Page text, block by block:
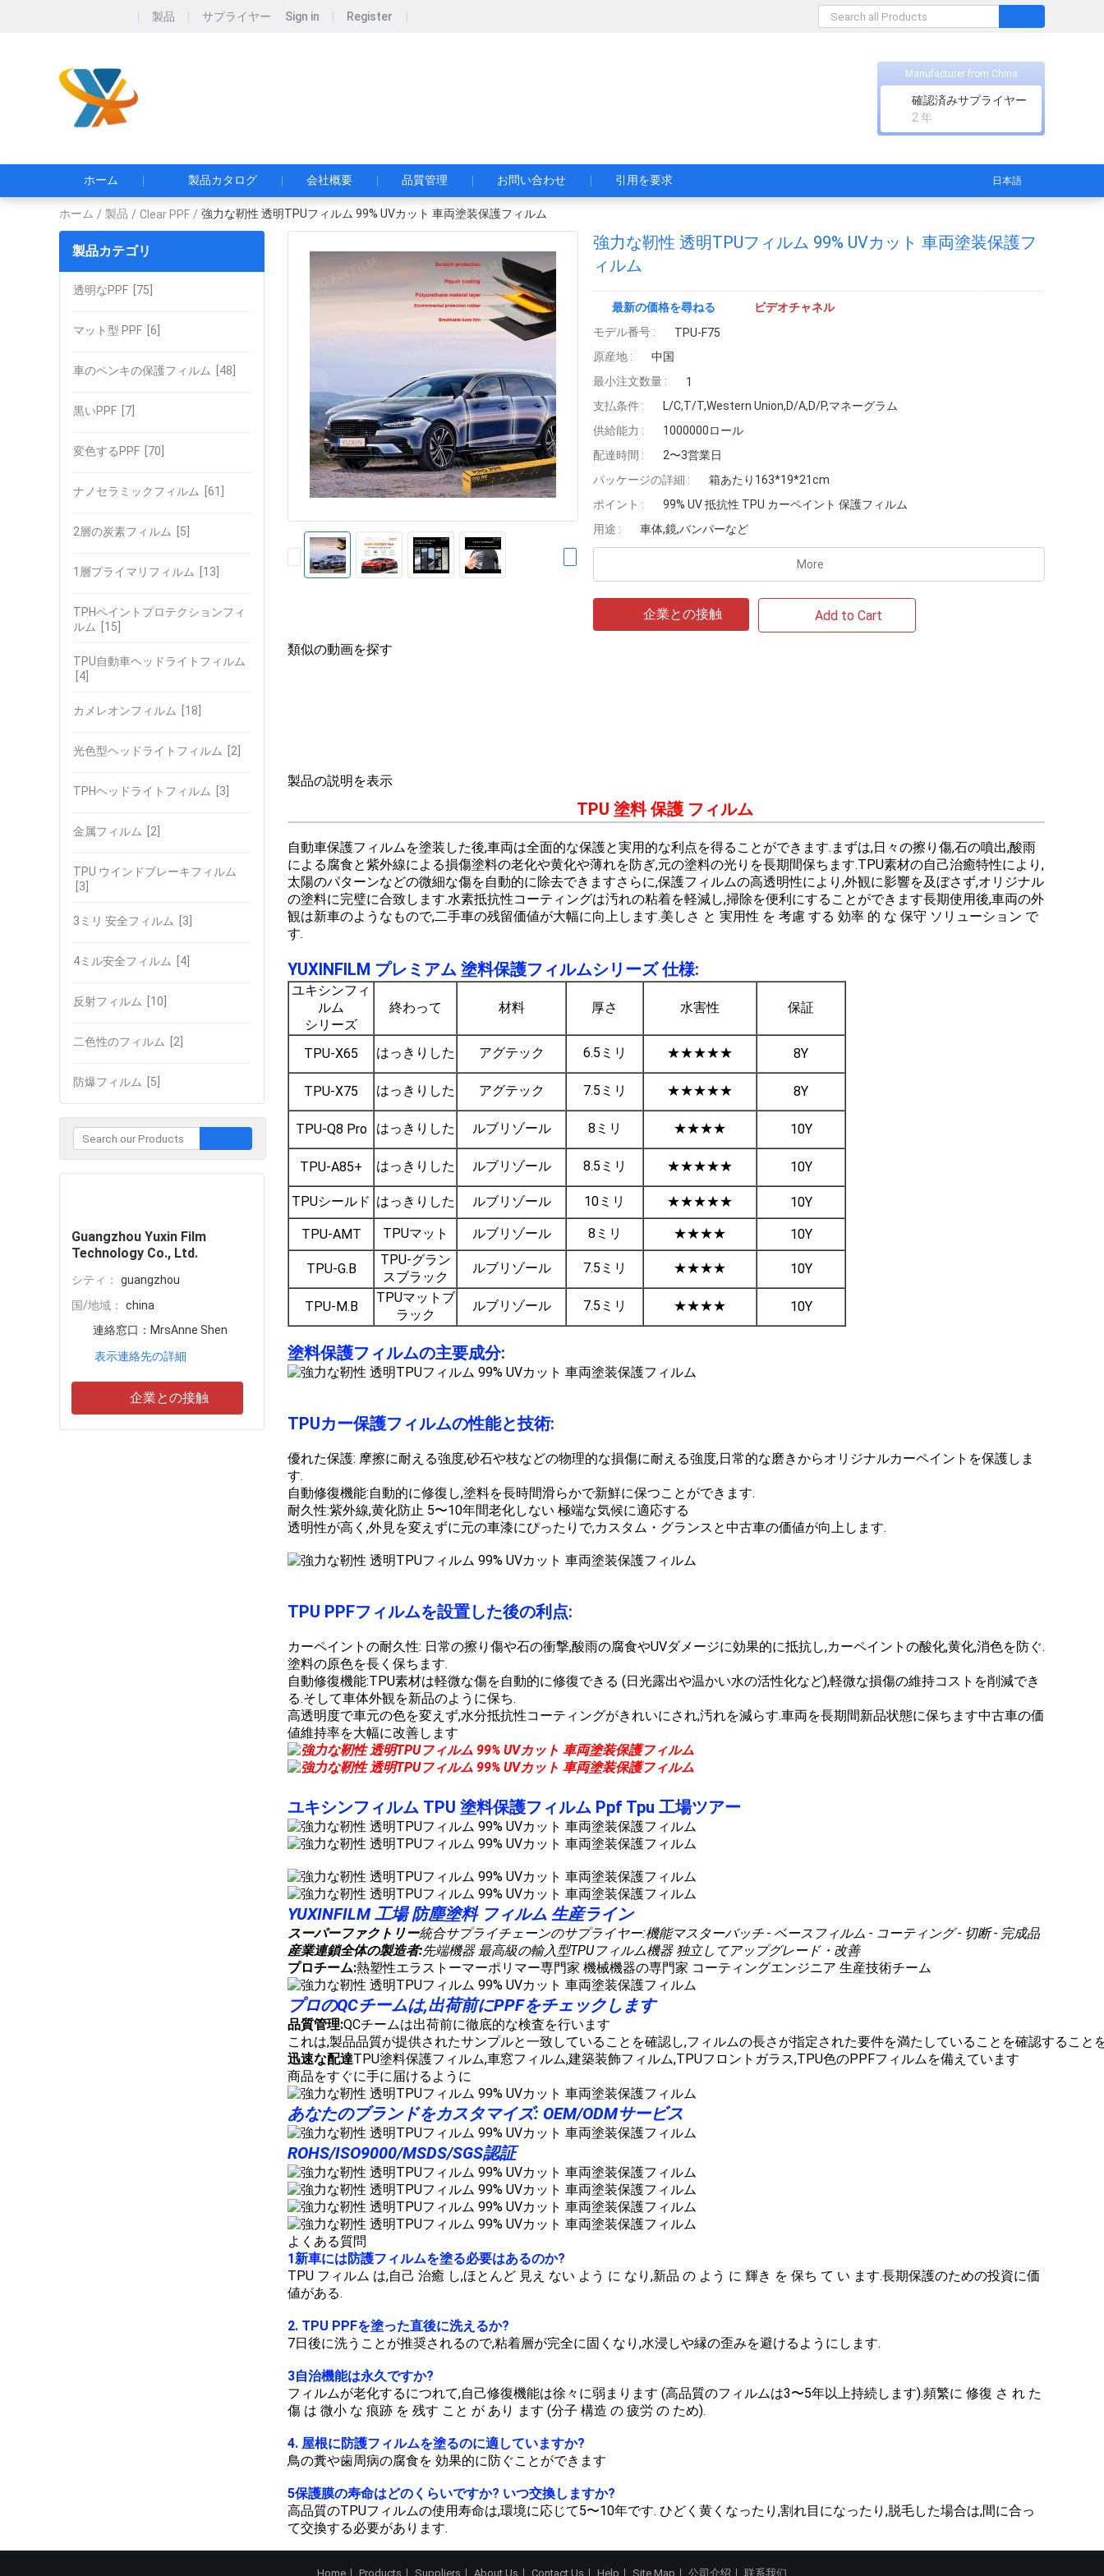
製品 サプライヤー Sign in Register
Manufacturer from China
確認済みサプライヤー
2 年
ホーム 製品カタログ 会社概要 品質管理 お問い合わせ 引用を要求 日本語
ホーム / 製品 / Clear PPF / 強力な靭性 透明TPUフィルム 99% UVカット 車両塗装保護フィルム
製品カテゴリ
透明なPPF [75]
マット型 PPF [6]
車のペンキの保護フィルム [48]
黒いPPF [7]
変色するPPF [70]
ナノセラミックフィルム [61]
2層の炭素フィルム [5]
1層プライマリフィルム [13]
TPHペイントプロテクションフィ
ルム
[15]
TPU自動車ヘッドライトフィルム
[4]
カメレオンフィルム [18]
光色型ヘッドライトフィルム [2]
TPHヘッドライトフィルム [3]
金属フィルム [2]
TPU ウインドブレーキフィルム
[3]
3ミリ 安全フィルム [3]
4ミル安全フィルム [4]
反射フィルム [10]
二色性のフィルム [2]
防爆フィルム [5]
Guangzhou Yuxin Film
Technology Co., Ltd.
シティ：
guangzhou
国/地域：
china
連絡窓口： MrsAnne Shen
表示連絡先の詳細
企業との接触
強力な靭性 透明TPUフィルム 99% UVカット 車両塗装保護フ
ィルム
最新の価格を尋ねる
ビデオチャネル
モデル番号 :
TPU-F75
原産地 :
中国
最小注文数量 :
1
支払条件 :
L/C,T/T,Western Union,D/A,D/P,マネーグラム
供給能力 :
1000000ロール
配達時間 :
2〜3営業日
パッケージの詳細 :
箱あたり163*19*21cm
ポイント :
99% UV 抵抗性 TPU カーペイント 保護フィルム
用途 :
車体,鏡,バンパーなど
More
企業との接触 Add to Cart
類似の動画を探す
製品の説明を表示
TPU 塗料 保護 フィルム
自動車保護フィルムを塗装した後,車両は全面的な保護と実用的な利点を得ることができます.まずは,日々の擦り傷,石の噴出,酸雨
による腐食と紫外線による損傷塗料の老化や黄化や薄れを防ぎ,元の塗料の光りを長期間保ちます.TPU素材の自己治癒特性により,
太陽のパターンなどの微細な傷を自動的に除去できますさらに,保護フィルムの高透明性により,外観に影響を及ぼさず,オリジナル
の塗料に完璧に合致します.水素抵抗性コーティングは汚れの粘着を軽減し,掃除を便利にすることができます長期使用後,車両の外
観は新車のようなもので,二手車の残留価値が大幅に向上します.美しさ と 実用性 を 考慮 する 効率 的 な 保守 ソリューション で
す.
YUXINFILM プレミアム 塗料保護フィルムシリーズ 仕様:
ユキシンフィ
ルム
シリーズ
終わって 材料 厚さ 水害性 保証
TPU-X65 はっきりした アグテック 6.5ミリ ★★★★★ 8Y
TPU-X75 はっきりした アグテック 7.5ミリ ★★★★★ 8Y
TPU-Q8 Pro はっきりした ルブリゾール 8ミリ ★★★★ 10Y
TPU-A85+ はっきりした ルブリゾール 8.5ミリ ★★★★★ 10Y
TPUシールド はっきりした ルブリゾール 10ミリ ★★★★★ 10Y
TPU-AMT TPUマット ルブリゾール 8ミリ ★★★★ 10Y
TPU-G.B
TPU-グラン
スブラック
ルブリゾール 7.5ミリ ★★★★ 10Y
TPU-M.B
TPUマットブ
ラック
ルブリゾール 7.5ミリ ★★★★ 10Y
塗料保護フィルムの主要成分:
TPUカー保護フィルムの性能と技術:
優れた保護: 摩擦に耐える強度,砂石や枝などの物理的な損傷に耐える強度,日常的な磨きからオリジナルカーペイントを保護しま
す.
自動修復機能:自動的に修復し,塗料を長時間滑らかで新鮮に保つことができます.
耐久性:紫外線,黄化防止 5〜10年間老化しない 極端な気候に適応する
透明性が高く,外見を変えずに元の車漆にぴったりで,カスタム・グランスと中古車の価値が向上します.
TPU PPFフィルムを設置した後の利点:
カーペイントの耐久性: 日常の擦り傷や石の衝撃,酸雨の腐食やUVダメージに効果的に抵抗し,カーペイントの酸化,黄化,消色を防ぐ.
塗料の原色を長く保ちます.
自動修復機能:TPU素材は軽微な傷を自動的に修復できる (日光露出や温かい水の活性化など),軽微な損傷の維持コストを削減でき
る.そして車体外観を新品のように保ち.
高透明度で車元の色を変えず,水分抵抗性コーティングがきれいにされ,汚れを減らす.車両を長期間新品状態に保ちます中古車の価
値維持率を大幅に改善します
ユキシンフィルム TPU 塗料保護フィルム Ppf Tpu 工場ツアー
YUXINFILM 工場 防塵塗料 フィルム 生産ライン
スーパーファクトリー統合サプライチェーンのサプライヤー:機能マスターバッチ - ベースフィルム - コーティング - 切断 - 完成品
産業連鎖全体の製造者:先端機器 最高級の輸入型TPUフィルム機器 独立してアップグレード・改善
プロチーム:熱塑性エラストーマーポリマー専門家 機械機器の専門家 コーティングエンジニア 生産技術チーム
プロのQCチームは,出荷前にPPFをチェックします
品質管理:QCチームは出荷前に徹底的な検査を行います
これは,製品品質が提供されたサンプルと一致していることを確認し,フィルムの長さが指定された要件を満たしていることを確認すること
迅速な配達TPU塗料保護フィルム,車窓フィルム,建築装飾フィルム,TPUフロントガラス,TPU色のPPFフィルムを備えています
商品をすぐに手に届けるように
あなたのブランドをカスタマイズ: OEM/ODMサービス
ROHS/ISO9000/MSDS/SGS認証
よくある質問
1新車には防護フィルムを塗る必要はあるのか?
TPU フィルム は,自己 治癒 し,ほとんど 見え ない よう に なり,新品 の よう に 輝き を 保ち て い ます.長期保護のための投資に価
値がある.
2. TPU PPFを塗った直後に洗えるか?
7日後に洗うことが推奨されるので,粘着層が完全に固くなり,水浸しや縁の歪みを避けるようにします.
3自治機能は永久ですか?
フィルムが老化するにつれて,自己修復機能は徐々に弱まります (高品質のフィルムは3〜5年以上持続します).頻繁に 修復 さ れ た
傷 は 微小 な 痕跡 を 残す こと が あり ます (分子 構造 の 疲労 の ため).
4. 屋根に防護フィルムを塗るのに適していますか?
鳥の糞や歯周病の腐食を 効果的に防ぐことができます
5保護膜の寿命はどのくらいですか? いつ交換しますか?
高品質のTPUフィルムの使用寿命は,環境に応じて5〜10年です. ひどく黄くなったり,割れ目になったり,脱毛した場合は,間に合っ
て交換する必要があります.
Home Products Suppliers About Us Contact Us Help Site Map 公司介绍 联系我们